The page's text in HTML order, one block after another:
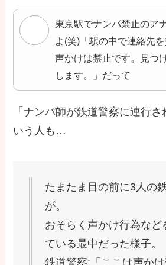
東京駅でナンパ禁止のア
よ(笑)「駅の中で連絡先
声かけは禁止です。見つ
します。」だって
「ナンパ師が鉄道警察に連行
いう人も…
たまたま目の前に3人の
が。
おそらく声かけ行為など
ている最中だった様子。
鉄道警察:「ここは声か